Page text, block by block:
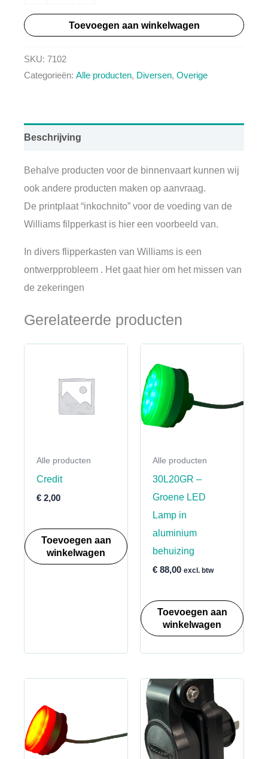
voeding
aantal
Toevoegen aan winkelwagen
SKU: 7102
Categorieën: Alle producten, Diversen, Overige
Beschrijving
Behalve producten voor de binnenvaart kunnen wij
ook andere producten maken op aanvraag.
De printplaat “inkochnito” voor de voeding van de
Williams filpperkast is hier een voorbeeld van.
In divers flipperkasten van Williams is een
ontwerpprobleem . Het gaat hier om het missen van
de zekeringen
Gerelateerde producten
Alle producten
Credit
€2,00
Toevoegen aan
winkelwagen
Alle producten
30L20GR –
Groene LED
Lamp in
aluminium
behuizing
€88,00 excl. btw
Toevoegen aan
winkelwagen